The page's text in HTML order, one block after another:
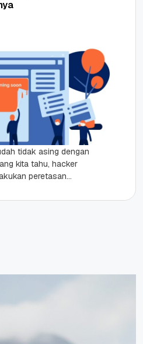
tidak asing dengan
kita tahu, hacker
peretasan